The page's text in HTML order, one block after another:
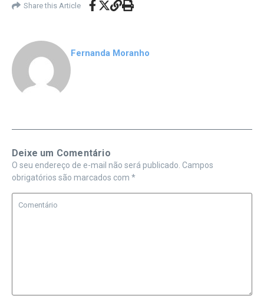
Share this Article
Fernanda Moranho
Deixe um Comentário
O seu endereço de e-mail não será publicado. Campos
obrigatórios são marcados com *